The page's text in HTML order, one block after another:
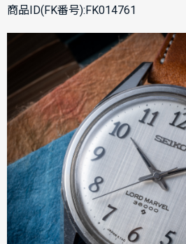
商品ID(FK番号):FK014761